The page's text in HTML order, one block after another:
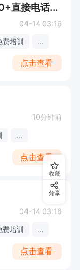
通信线路维护员--高新区 3000+直接电话联系
04-14 03:16
费培训 ...
点击查看
10分钟前
...
点击查看
04-14 03:16
费培训 ...
点击查看
收藏
分享